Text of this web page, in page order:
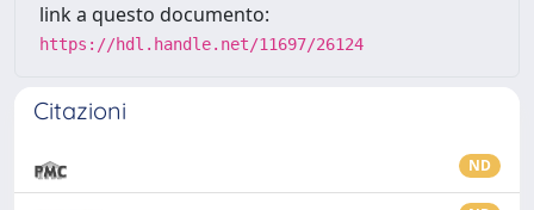
link a questo documento:
https://hdl.handle.net/11697/26124
Citazioni
ND